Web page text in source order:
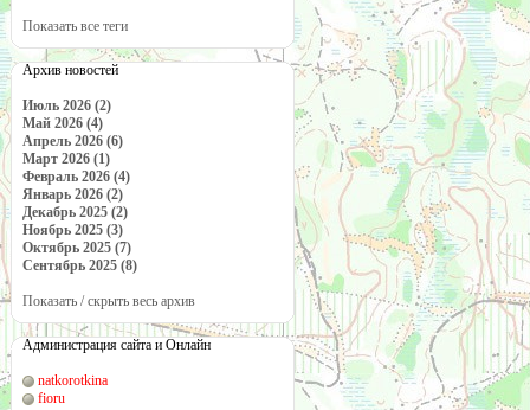
Показать все теги
Архив новостей
Июль 2026 (2)
Май 2026 (4)
Апрель 2026 (6)
Март 2026 (1)
Февраль 2026 (4)
Январь 2026 (2)
Декабрь 2025 (2)
Ноябрь 2025 (3)
Октябрь 2025 (7)
Сентябрь 2025 (8)
Показать / скрыть весь архив
Администрация сайта и Онлайн
natkorotkina
fioru